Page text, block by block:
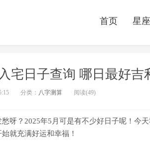
首页 星座
宅日子查询 哪日最好吉
分类： 八字测算 阅读(49)
呀？2025年5月可是有不少好日子呢！今
就充满好运和幸福！